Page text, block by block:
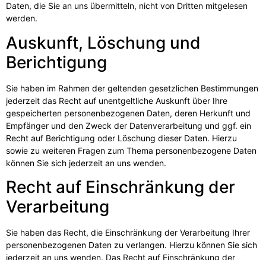
Daten, die Sie an uns übermitteln, nicht von Dritten mitgelesen
werden.
Auskunft, Löschung und
Berichtigung
Sie haben im Rahmen der geltenden gesetzlichen Bestimmungen
jederzeit das Recht auf unentgeltliche Auskunft über Ihre
gespeicherten personenbezogenen Daten, deren Herkunft und
Empfänger und den Zweck der Datenverarbeitung und ggf. ein
Recht auf Berichtigung oder Löschung dieser Daten. Hierzu
sowie zu weiteren Fragen zum Thema personenbezogene Daten
können Sie sich jederzeit an uns wenden.
Recht auf Einschränkung der
Verarbeitung
Sie haben das Recht, die Einschränkung der Verarbeitung Ihrer
personenbezogenen Daten zu verlangen. Hierzu können Sie sich
jederzeit an uns wenden. Das Recht auf Einschränkung der